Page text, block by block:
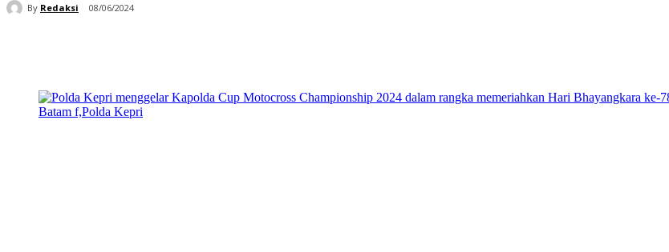
By Redaksi 08/06/2024